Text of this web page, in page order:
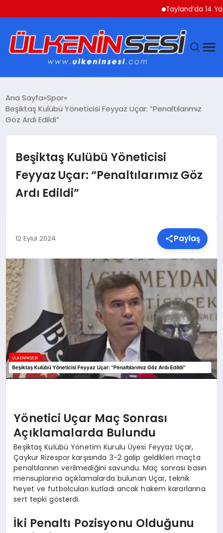
Tayland’da 14
EKONOMI
MAGAZIN
SAĞLIK
SPOR
TEKNOLOJI
YAŞAM
MALATYA HABERLERI
Ana Sayfa Spor
Beşiktaş Kulübü Yöneticisi Feyyaz Uçar: “Penaltılarımız
Göz Ardı Edildi”
Beşiktaş Kulübü Yöneticisi
Feyyaz Uçar: “Penaltılarımız Göz
Ardı Edildi”
12 Eylül 2024 Paylaş
Yönetici Uçar Maç Sonrası
Açıklamalarda Bulundu
Beşiktaş Kulübü Yönetim Kurulu Üyesi Feyyaz Uçar,
Çaykur Rizespor karşısında 3-2 galip geldikleri maçta
penaltılarının verilmediğini savundu. Maç sonrası basın
mensuplarına açıklamalarda bulunan Uçar, teknik
heyet ve futbolcuları kutladı ancak hakem kararlarına
sert tepki gösterdi.
İki Penaltı Pozisyonu Olduğunu